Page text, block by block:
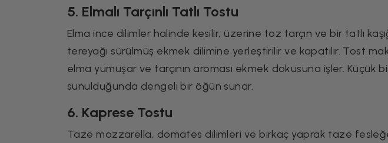
5. Elmalı Tarçınlı Tatlı Tostu
Elma ince dilimler halinde kesilir, üzerine toz tarçın ve bir tatlı
tereyağı sürülmüş ekmek dilimine yerleştirilir ve kapatılır. Tost
elma yumuşar ve tarçının aroması ekmek dokusuna işler. Küçük
sunulduğunda dengeli bir öğün sunar.
6. Kaprese Tostu
Taze mozzarella, domates dilimleri ve birkaç yaprak taze